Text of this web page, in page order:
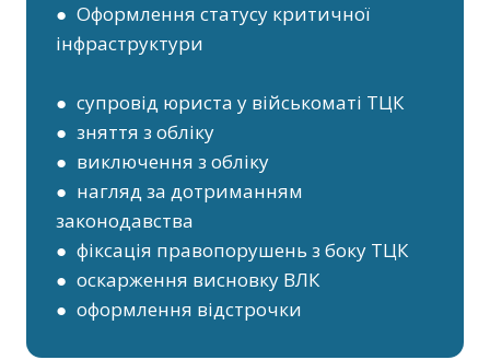
● Оформлення статусу критичної
інфраструктури
● супровід юриста у військоматі ТЦК
● зняття з обліку
● виключення з обліку
● нагляд за дотриманням
законодавства
● фіксація правопорушень з боку ТЦК
● оскарження висновку ВЛК
● оформлення відстрочки